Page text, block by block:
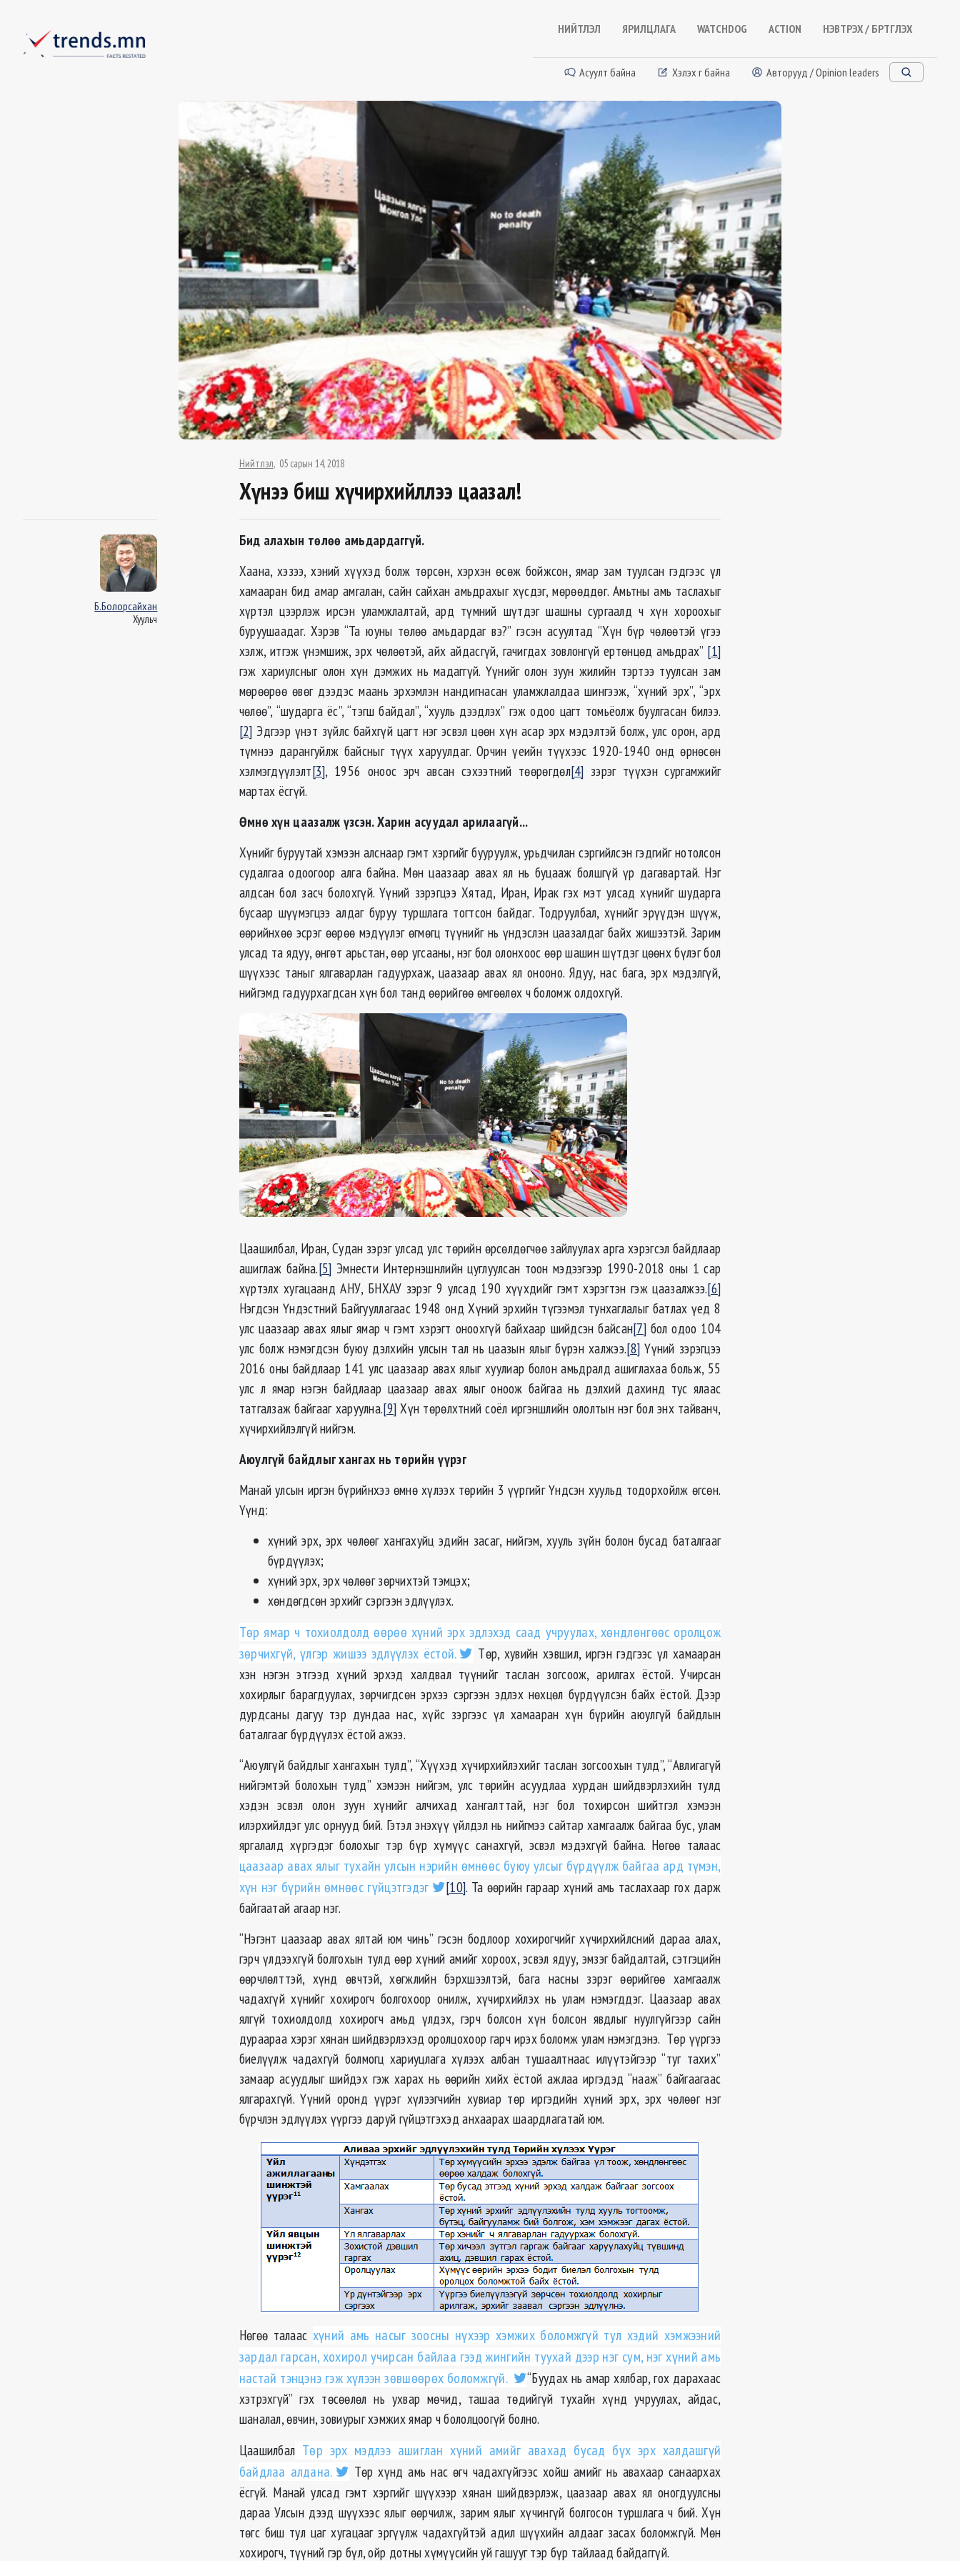
НИЙТЛЭЛ ЯРИЛЦЛАГА WATCHDOG ACTION НЭВТРЭХ / БҮРТГҮҮЛЭХ
Асуулт байна Хэлэх үг байна Авторууд / Opinion leaders
Нийтлэл 05 сарын 14, 2018
Хүнээ биш хүчирхийллээ цаазал!
Б.Болорсайхан
Хуульч
Бид алахын төлөө амьдардаггүй.
Хаана, хэзээ, хэний хүүхэд болж төрсөн, хэрхэн өсөж бойжсон, ямар зам туулсан гэдгээс үл
хамааран бид амар амгалан, сайн сайхан амьдрахыг хүсдэг, мөрөөддөг. Амьтны амь таслахыг
хүртэл цээрлэж ирсэн уламжлалтай, ард түмний шүтдэг шашны сургаалд ч хүн хороохыг
буруушаадаг. Хэрэв “Та юуны төлөө амьдардаг вэ?” гэсэн асуултад ”Хүн бүр чөлөөтэй үгээ
хэлж, итгэж үнэмшиж, эрх чөлөөтэй, айх айдасгүй, гачигдах зовлонгүй ертөнцөд амьдрах” [1]
гэж хариулсныг олон хүн дэмжих нь мадаггүй. Үүнийг олон зуун жилийн тэртээ туулсан зам
мөрөөрөө өвөг дээдэс маань эрхэмлэн нандигнасан уламжлалдаа шингээж, “хүний эрх”, “эрх
чөлөө”, “шударга ёс”, “тэгш байдал”, “хууль дээдлэх” гэж одоо цагт томьёолж буулгасан билээ.
[2] Эдгээр үнэт зүйлс байхгүй цагт нэг эсвэл цөөн хүн асар эрх мэдэлтэй болж, улс орон, ард
түмнээ дарангуйлж байсныг түүх харуулдаг. Орчин үеийн түүхээс 1920-1940 онд өрнөсөн
хэлмэгдүүлэлт[3], 1956 оноос эрч авсан сэхээтний төөрөгдөл[4] зэрэг түүхэн сургамжийг
мартах ёсгүй.
Өмнө хүн цаазалж үзсэн. Харин асуудал арилаагүй...
Хүнийг буруутай хэмээн алснаар гэмт хэргийг бууруулж, урьдчилан сэргийлсэн гэдгийг нотолсон
судалгаа одоогоор алга байна. Мөн цаазаар авах ял нь буцааж болшгүй үр дагавартай. Нэг
алдсан бол засч болохгүй. Үүний зэрэгцээ Хятад, Иран, Ирак гэх мэт улсад хүнийг шударга
бусаар шүүмэгцээ алдаг буруу туршлага тогтсон байдаг. Тодруулбал, хүнийг эрүүдэн шүүж,
өөрийнхөө эсрэг өөрөө мэдүүлэг өгмөгц түүнийг нь үндэслэн цаазалдаг байх жишээтэй. Зарим
улсад та ядуу, өнгөт арьстан, өөр угсааны, нэг бол олонхоос өөр шашин шүтдэг цөөнх бүлэг бол
шүүхээс таныг ялгаварлан гадуурхаж, цаазаар авах ял онооно. Ядуу, нас бага, эрх мэдэлгүй,
нийгэмд гадуурхагдсан хүн бол танд өөрийгөө өмгөөлөх ч боломж олдохгүй.
Цаашилбал, Иран, Судан зэрэг улсад улс төрийн өрсөлдөгчөө зайлуулах арга хэрэгсэл байдлаар
ашиглаж байна.[5] Эмнести Интернэшнлийн цуглуулсан тоон мэдээгээр 1990-2018 оны 1 сар
хүртэлх хугацаанд АНУ, БНХАУ зэрэг 9 улсад 190 хүүхдийг гэмт хэрэгтэн гэж цаазалжээ.[6]
Нэгдсэн Үндэстний Байгууллагаас 1948 онд Хүний эрхийн түгээмэл тунхаглалыг батлах үед 8
улс цаазаар авах ялыг ямар ч гэмт хэрэгт оноохгүй байхаар шийдсэн байсан[7] бол одоо 104
улс болж нэмэгдсэн буюу дэлхийн улсын тал нь цаазын ялыг бүрэн халжээ.[8] Үүний зэрэгцээ
2016 оны байдлаар 141 улс цаазаар авах ялыг хуулиар болон амьдралд ашиглахаа больж, 55
улс л ямар нэгэн байдлаар цаазаар авах ялыг оноож байгаа нь дэлхий дахинд тус ялаас
татгалзаж байгааг харуулна.[9] Хүн төрөлхтний соёл иргэншлийн ололтын нэг бол энх тайванч,
хүчирхийлэлгүй нийгэм.
Аюулгүй байдлыг хангах нь төрийн үүрэг
Манай улсын иргэн бүрийнхээ өмнө хүлээх төрийн 3 үүргийг Үндсэн хуульд тодорхойлж өгсөн.
Үүнд:
хүний эрх, эрх чөлөөг хангахуйц эдийн засаг, нийгэм, хууль зүйн болон бусад баталгааг
бүрдүүлэх;
хүний эрх, эрх чөлөөг зөрчихтэй тэмцэх;
хөндөгдсөн эрхийг сэргээн эдлүүлэх.
Төр ямар ч тохиолдолд өөрөө хүний эрх эдлэхэд саад учруулах, хөндлөнгөөс оролцож
зөрчихгүй, үлгэр жишээ эдлүүлэх ёстой.
Төр, хувийн хэвшил, иргэн гэдгээс үл хамааран
хэн нэгэн этгээд хүний эрхэд халдвал түүнийг таслан зогсоож, арилгах ёстой. Учирсан
хохирлыг барагдуулах, зөрчигдсөн эрхээ сэргээн эдлэх нөхцөл бүрдүүлсэн байх ёстой. Дээр
дурдсаны дагуу тэр дундаа нас, хүйс зэргээс үл хамааран хүн бүрийн аюулгүй байдлын
баталгааг бүрдүүлэх ёстой ажээ.
“Аюулгүй байдлыг хангахын тулд”, “Хүүхэд хүчирхийлэхийг таслан зогсоохын тулд”, “Авлигагүй
нийгэмтэй болохын тулд” хэмээн нийгэм, улс төрийн асуудлаа хурдан шийдвэрлэхийн тулд
хэдэн эсвэл олон зуун хүнийг алчихад хангалттай, нэг бол тохирсон шийтгэл хэмээн
илэрхийлдэг улс орнууд бий. Гэтэл энэхүү үйлдэл нь нийгмээ сайтар хамгаалж байгаа бус, улам
яргалалд хүргэдэг болохыг тэр бүр хүмүүс санахгүй, эсвэл мэдэхгүй байна. Нөгөө талаас
цаазаар авах ялыг тухайн улсын нэрийн өмнөөс буюу улсыг бүрдүүлж байгаа ард түмэн,
хүн нэг бүрийн өмнөөс гүйцэтгэдэг
[10]. Та өөрийн гараар хүний амь таслахаар гох дарж
байгаатай агаар нэг.
“Нэгэнт цаазаар авах ялтай юм чинь” гэсэн бодлоор хохирогчийг хүчирхийлсний дараа алах,
гэрч үлдээхгүй болгохын тулд өөр хүний амийг хороох, эсвэл ядуу, эмзэг байдалтай, сэтгэцийн
өөрчлөлттэй, хүнд өвчтэй, хөгжлийн бэрхшээлтэй, бага насны зэрэг өөрийгөө хамгаалж
чадахгүй хүнийг хохирогч болгохоор онилж, хүчирхийлэх нь улам нэмэгддэг. Цаазаар авах
ялгүй тохиолдолд хохирогч амьд үлдэх, гэрч болсон хүн болсон явдлыг нуулгүйгээр сайн
дураараа хэрэг хянан шийдвэрлэхэд оролцохоор гарч ирэх боломж улам нэмэгдэнэ. Төр үүргээ
биелүүлж чадахгүй болмогц хариуцлага хүлээх албан тушаалтнаас илүүтэйгээр “туг тахих”
замаар асуудлыг шийдэх гэж харах нь өөрийн хийх ёстой ажлаа иргэдэд “нааж” байгаагаас
ялгарахгүй. Үүний оронд үүрэг хүлээгчийн хувиар төр иргэдийн хүний эрх, эрх чөлөөг нэг
бүрчлэн эдлүүлэх үүргээ даруй гүйцэтгэхэд анхаарах шаардлагатай юм.
Нөгөө талаас хүний амь насыг зоосны нүхээр хэмжих боломжгүй тул хэдий хэмжээний
зардал гарсан, хохирол учирсан байлаа гээд жингийн туухай дээр нэг сум, нэг хүний амь
настай тэнцэнэ гэж хүлээн зөвшөөрөх боломжгүй.
“Буудах нь амар хялбар, гох дарахаас
хэтрэхгүй” гэх төсөөлөл нь ухвар мөчид, ташаа төдийгүй тухайн хүнд учруулах, айдас,
шаналал, өвчин, зовиурыг хэмжих ямар ч бололцоогүй болно.
Цаашилбал Төр эрх мэдлээ ашиглан хүний амийг авахад бусад бүх эрх халдашгүй
байдлаа алдана.
Төр хүнд амь нас өгч чадахгүйгээс хойш амийг нь авахаар санаархах
ёсгүй. Манай улсад гэмт хэргийг шүүхээр хянан шийдвэрлэж, цаазаар авах ял оногдуулсны
дараа Улсын дээд шүүхээс ялыг өөрчилж, зарим ялыг хүчингүй болгосон туршлага ч бий. Хүн
төгс биш тул цаг хугацааг эргүүлж чадахгүйтэй адил шүүхийн алдааг засах боломжгүй. Мөн
хохирогч, түүний гэр бүл, ойр дотны хүмүүсийн уй гашууг тэр бүр тайлаад байдаггүй.